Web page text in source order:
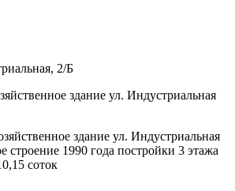
2/Б
здание ул. Индустриальная
здание ул. Индустриальная
строение 1990 года постройки 3 этажа
соток